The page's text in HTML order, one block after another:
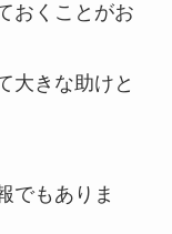
おくことがお
大きな助けと
でもありま